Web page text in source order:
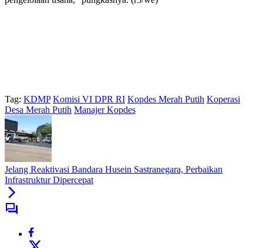
Tag: KDMP Komisi VI DPR RI Kopdes Merah Putih Koperasi
Desa Merah Putih Manajer Kopdes
Jelang Reaktivasi Bandara Husein Sastranegara, Perbaikan
Infrastruktur Dipercepat